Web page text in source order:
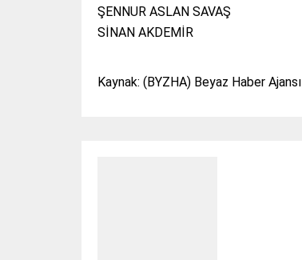
ŞENNUR ASLAN SAVAŞ
SİNAN AKDEMİR
Kaynak: (BYZHA) Beyaz Haber Ajansı